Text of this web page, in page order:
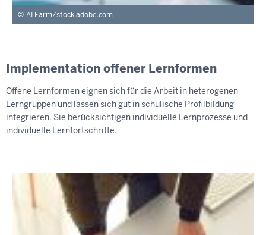
AI Farm/stock.adobe.com
Implementation offener Lernformen
Offene Lernformen eignen sich für die Arbeit in heterogenen
Lerngruppen und lassen sich gut in schulische Profilbildung
integrieren. Sie berücksichtigen individuelle Lernprozesse und
individuelle Lernfortschritte.